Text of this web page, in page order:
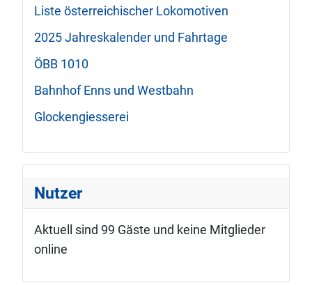
Liste österreichischer Lokomotiven
2025 Jahreskalender und Fahrtage
ÖBB 1010
Bahnhof Enns und Westbahn
Glockengiesserei
Nutzer
Aktuell sind 99 Gäste und keine Mitglieder
online